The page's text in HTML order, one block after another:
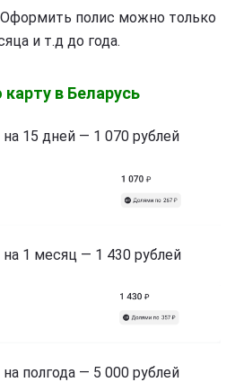
Оформить полис можно только
и т.д до года.
в Беларусь
15 дней — 1 070 рублей
1 месяц — 1 430 рублей
полгода — 5 000 рублей